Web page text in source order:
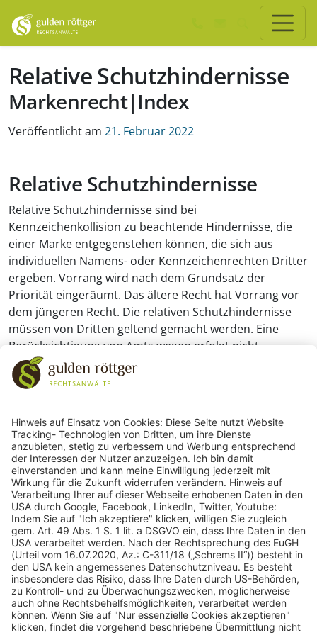
Relative Schutzhindernisse
Markenrecht|Index
Veröffentlicht am 21. Februar 2022
Relative Schutzhindernisse
Relative Schutzhindernisse sind bei
Kennzeichenkollision zu beachtende Hindernisse, die
einer Marke entgegenstehen können, die sich aus
individuellen Namens- oder Kennzeichenrechten Dritter
ergeben. Vorrang wird nach dem Grundsatz der
Priorität eingeräumt. Das ältere Recht hat Vorrang vor
dem jüngeren Recht. Die relativen Schutzhindernisse
müssen von Dritten geltend gemacht werden. Eine
Berücksichtigung von Amts wegen erfolgt nicht.
gulden röttger rechtsanwälte
gulden röttger rechtsanwälte
Jean-Pierre-Jungels-Str.10
55126 Mainz
06131 240950
anfrage@ggr-law.com